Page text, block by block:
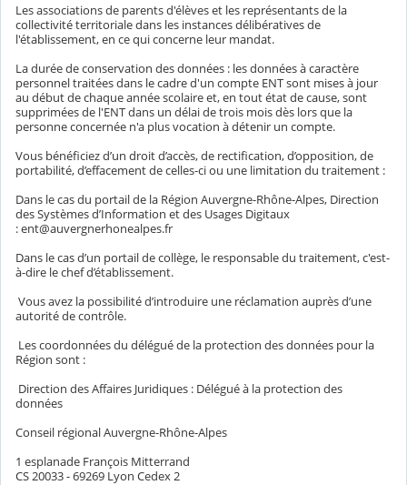
Les associations de parents d'élèves et les représentants de la
collectivité territoriale dans les instances délibératives de
l'établissement, en ce qui concerne leur mandat.
La durée de conservation des données : les données à caractère
personnel traitées dans le cadre d'un compte ENT sont mises à jour
au début de chaque année scolaire et, en tout état de cause, sont
supprimées de l'ENT dans un délai de trois mois dès lors que la
personne concernée n'a plus vocation à détenir un compte.
Vous bénéficiez d’un droit d’accès, de rectification, d’opposition, de
portabilité, d’effacement de celles-ci ou une limitation du traitement :
Dans le cas du portail de la Région Auvergne-Rhône-Alpes, Direction
des Systèmes d’Information et des Usages Digitaux
: ent@auvergnerhonealpes.fr
Dans le cas d’un portail de collège, le responsable du traitement, c'est-
à-dire le chef d’établissement.
Vous avez la possibilité d’introduire une réclamation auprès d’une
autorité de contrôle.
Les coordonnées du délégué de la protection des données pour la
Région sont :
Direction des Affaires Juridiques : Délégué à la protection des
données
Conseil régional Auvergne-Rhône-Alpes
1 esplanade François Mitterrand
CS 20033 - 69269 Lyon Cedex 2